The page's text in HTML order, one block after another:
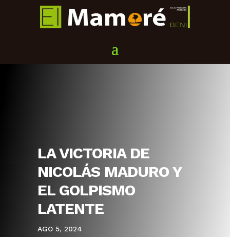
LA VICTORIA DE
NICOLÁS MADURO Y
EL GOLPISMO
LATENTE
AGO 5, 2024